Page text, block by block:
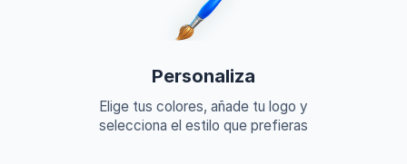
Personaliza
Elige tus colores, añade tu logo y
selecciona el estilo que prefieras